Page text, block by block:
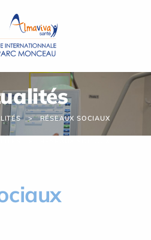
RÉSEAUX SOCIAUX